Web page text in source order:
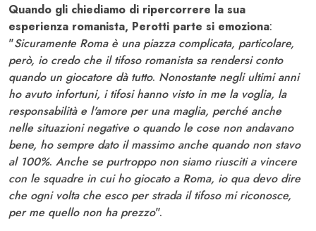
Quando gli chiediamo di ripercorrere la sua
esperienza romanista, Perotti parte si emoziona:
"Sicuramente Roma è una piazza complicata, particolare,
però, io credo che il tifoso romanista sa rendersi conto
quando un giocatore dà tutto. Nonostante negli ultimi anni
ho avuto infortuni, i tifosi hanno visto in me la voglia, la
responsabilità e l'amore per una maglia, perché anche
nelle situazioni negative o quando le cose non andavano
bene, ho sempre dato il massimo anche quando non stavo
al 100%. Anche se purtroppo non siamo riusciti a vincere
con le squadre in cui ho giocato a Roma, io qua devo dire
che ogni volta che esco per strada il tifoso mi riconosce,
per me quello non ha prezzo".